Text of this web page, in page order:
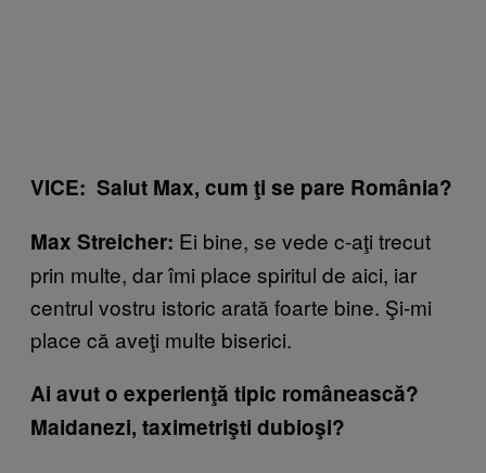
VICE: Salut Max, cum ţi se pare România?
Max Streicher: Ei bine, se vede c-aţi trecut
prin multe, dar îmi place spiritul de aici, iar
centrul vostru istoric arată foarte bine. Şi-mi
place că aveţi multe biserici.
Ai avut o experienţă tipic românească?
Maidanezi, taximetrişti dubioşi?